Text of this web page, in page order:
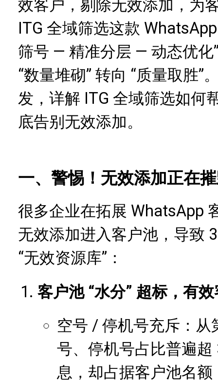
效客户，剔除无效添加，为
ITG 全域筛选这款
筛号 — 精准分层 — 动态优化
“数量堆砌” 转向 “质量取胜
发，详解 ITG 全域筛选如何
底告别无效添加。
一、警惕！无效添加正在
很多企业在拓展 WhatsApp
无效添加进入客户池，导致
“无效资源库”：
客户池 “水分” 超标，有
空号 / 停机号充斥：
号、停机号占比普遍
息，却占据客户池名额